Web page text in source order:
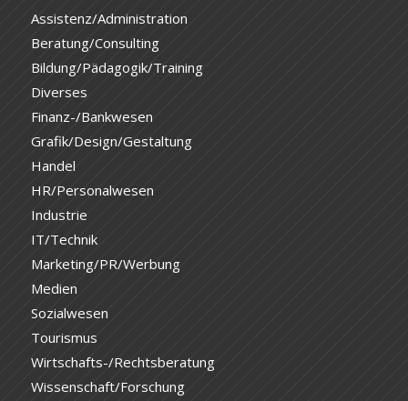
Assistenz/Administration
Beratung/Consulting
Bildung/Pädagogik/Training
Diverses
Finanz-/Bankwesen
Grafik/Design/Gestaltung
Handel
HR/Personalwesen
Industrie
IT/Technik
Marketing/PR/Werbung
Medien
Sozialwesen
Tourismus
Wirtschafts-/Rechtsberatung
Wissenschaft/Forschung